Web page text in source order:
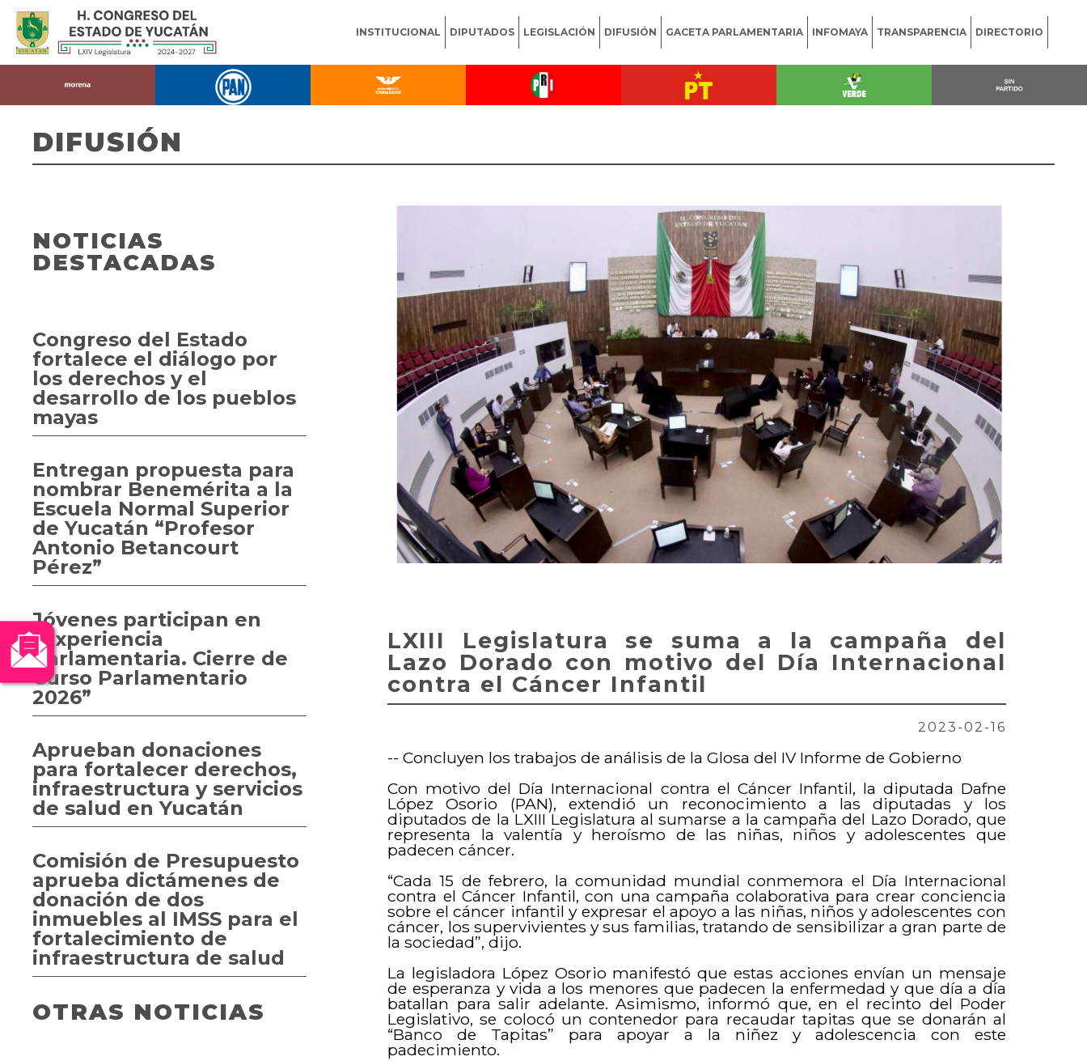
INSTITUCIONAL DIPUTADOS LEGISLACIÓN DIFUSIÓN GACETA PARLAMENTARIA INFOMAYA TRANSPARENCIA DIRECTORIO
DIFUSIÓN
LXIII Legislatura se suma a la campaña del
Lazo Dorado con motivo del Día Internacional
contra el Cáncer Infantil
2023-02-16
-- Concluyen los trabajos de análisis de la Glosa del IV Informe de Gobierno
Con motivo del Día Internacional contra el Cáncer Infantil, la diputada Dafne
López Osorio (PAN), extendió un reconocimiento a las diputadas y los
diputados de la LXIII Legislatura al sumarse a la campaña del Lazo Dorado, que
representa la valentía y heroísmo de las niñas, niños y adolescentes que
padecen cáncer.
“Cada 15 de febrero, la comunidad mundial conmemora el Día Internacional
contra el Cáncer Infantil, con una campaña colaborativa para crear conciencia
sobre el cáncer infantil y expresar el apoyo a las niñas, niños y adolescentes con
cáncer, los supervivientes y sus familias, tratando de sensibilizar a gran parte de
la sociedad”, dijo.
La legisladora López Osorio manifestó que estas acciones envían un mensaje
de esperanza y vida a los menores que padecen la enfermedad y que día a día
batallan para salir adelante. Asimismo, informó que, en el recinto del Poder
Legislativo, se colocó un contenedor para recaudar tapitas que se donarán al
“Banco de Tapitas” para apoyar a la niñez y adolescencia con este
padecimiento.
NOTICIAS
DESTACADAS
Congreso del Estado
fortalece el diálogo por
los derechos y el
desarrollo de los pueblos
mayas
Entregan propuesta para
nombrar Benemérita a la
Escuela Normal Superior
de Yucatán “Profesor
Antonio Betancourt
Pérez”
Jóvenes participan en
“Experiencia
Parlamentaria. Cierre de
Curso Parlamentario
2026”
Aprueban donaciones
para fortalecer derechos,
infraestructura y servicios
de salud en Yucatán
Comisión de Presupuesto
aprueba dictámenes de
donación de dos
inmuebles al IMSS para el
fortalecimiento de
infraestructura de salud
OTRAS NOTICIAS